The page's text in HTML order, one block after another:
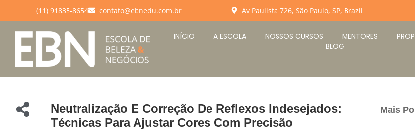
(11) 91835-8654 contato@ebnedu.com.br Av Paulista 726, São Paulo, SP, Brazil
INÍCIO A ESCOLA NOSSOS CURSOS MENTORES
BLOG
Neutralização E Correção De Reflexos Indesejados:
Técnicas Para Ajustar Cores Com Precisão
Mais